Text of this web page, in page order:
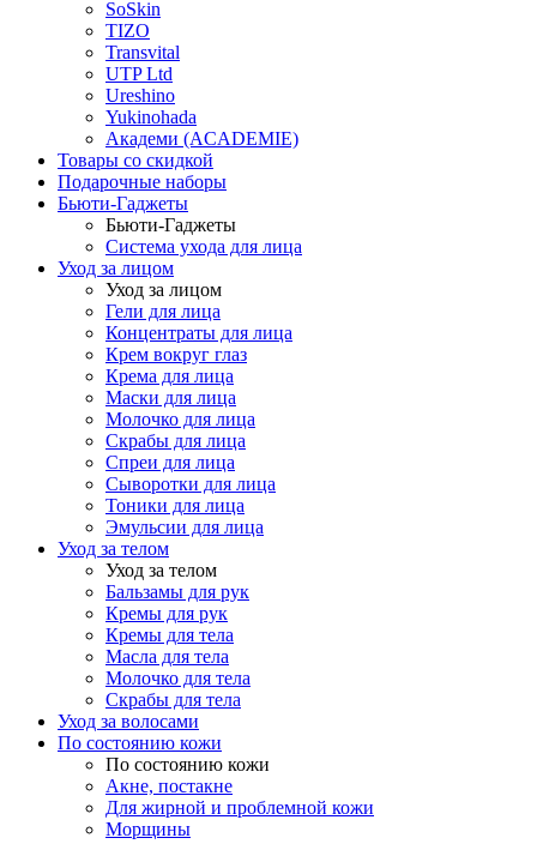
SoSkin
TIZO
Transvital
UTP Ltd
Ureshino
Yukinohada
Академи (ACADEMIE)
Товары со скидкой
Подарочные наборы
Бьюти-Гаджеты
Бьюти-Гаджеты
Система ухода для лица
Уход за лицом
Уход за лицом
Гели для лица
Концентраты для лица
Крем вокруг глаз
Крема для лица
Маски для лица
Молочко для лица
Скрабы для лица
Спреи для лица
Сыворотки для лица
Тоники для лица
Эмульсии для лица
Уход за телом
Уход за телом
Бальзамы для рук
Кремы для рук
Кремы для тела
Масла для тела
Молочко для тела
Скрабы для тела
Уход за волосами
По состоянию кожи
По состоянию кожи
Акне, постакне
Для жирной и проблемной кожи
Морщины